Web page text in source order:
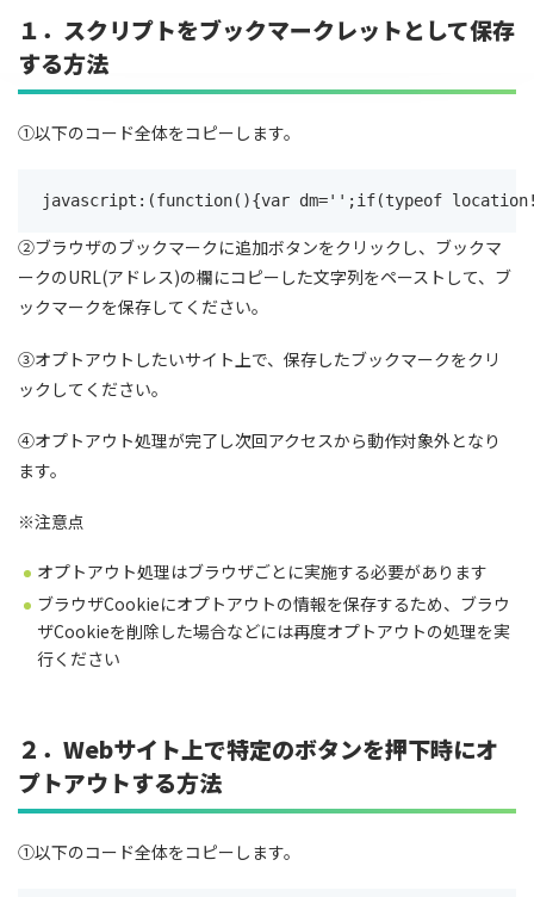
１．スクリプトをブックマークレットとして保存
する方法
①以下のコード全体をコピーします。
javascript:(function(){var dm='';if(typeof
②ブラウザのブックマークに追加ボタンをクリックし、ブックマ
ークのURL(アドレス)の欄にコピーした文字列をペーストして、ブ
ックマークを保存してください。
③オプトアウトしたいサイト上で、保存したブックマークをクリ
ックしてください。
④オプトアウト処理が完了し次回アクセスから動作対象外となり
ます。
※注意点
オプトアウト処理はブラウザごとに実施する必要があります
ブラウザCookieにオプトアウトの情報を保存するため、ブラウ
ザCookieを削除した場合などには再度オプトアウトの処理を実
行ください
２．Webサイト上で特定のボタンを押下時にオ
プトアウトする方法
①以下のコード全体をコピーします。